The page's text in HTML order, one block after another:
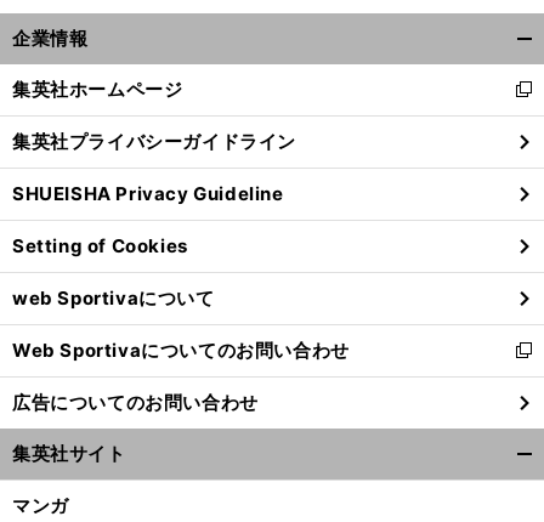
企業情報
閉
る
集英社ホームページ
新
し
い
ウ
ィ
ン
ド
ウ
で
開
く
集英社プライバシーガイドライン
SHUEISHA Privacy Guideline
Setting of Cookies
web Sportivaについて
Web Sportivaについてのお問い合わせ
新
し
い
ウ
ィ
ン
広告についてのお問い合わせ
集英社サイト
マンガ